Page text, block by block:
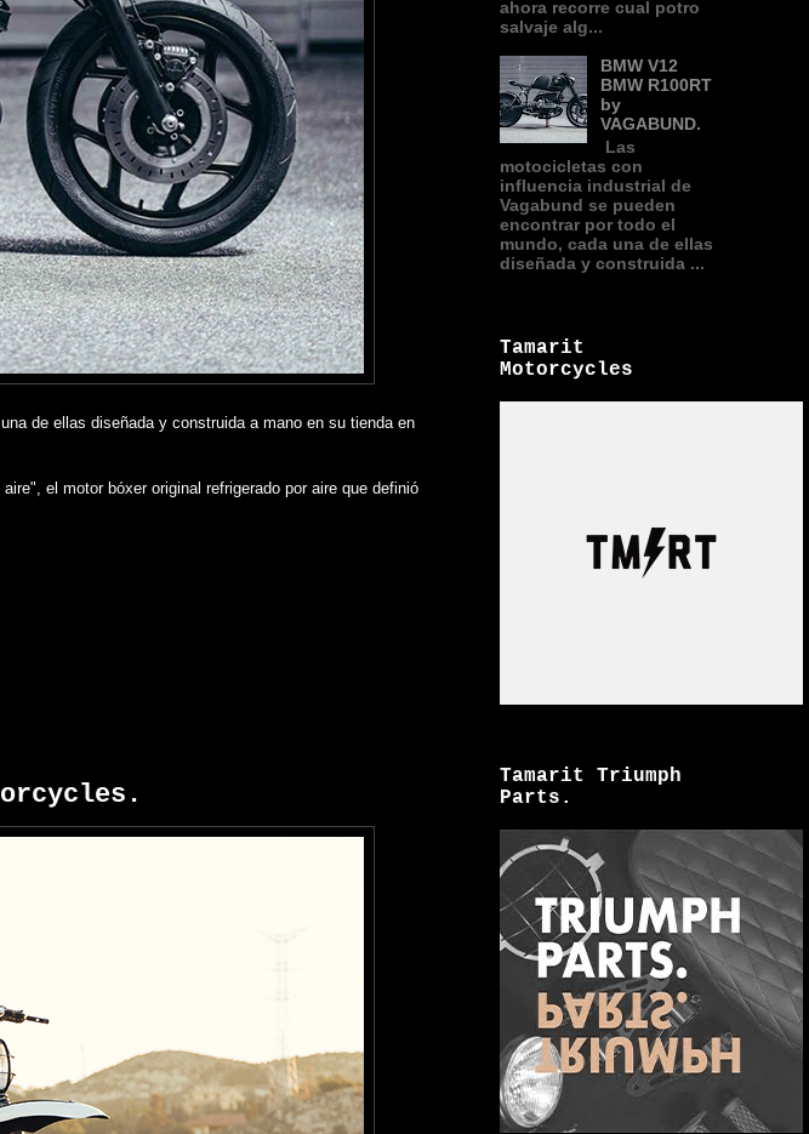
de ellas diseñada y construida a mano en su tienda en
el motor bóxer original refrigerado por aire que definió
ahora recorre cual potro
salvaje alg...
BMW V12
BMW R100RT
by
VAGABUND.
Las
motocicletas con
influencia industrial de
Vagabund se pueden
encontrar por todo el
mundo, cada una de ellas
diseñada y construida ...
Tamarit
Motorcycles
Tamarit Triumph
Parts.